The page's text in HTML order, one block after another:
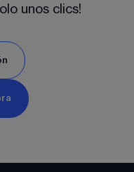
unos clics!